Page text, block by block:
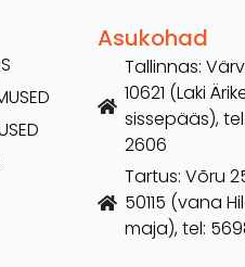
Asukohad
Tallinnas:
10621 (Laki
sissepääs),
2606
Tartus: Võru
50115 (vana
maja), tel: